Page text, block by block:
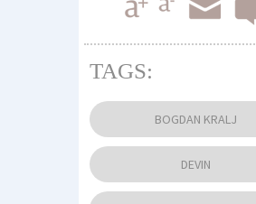
Dirigent Bogdan Kralj
TAGS:
BOGDAN KRALJ
DEVIN